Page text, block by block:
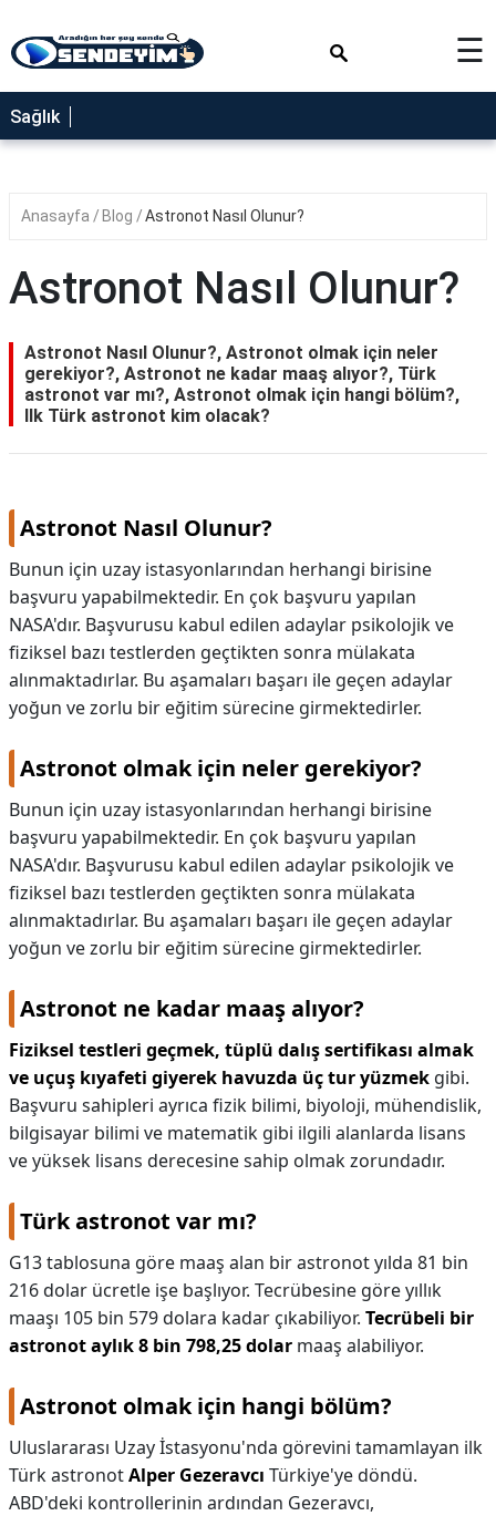
SAĞLIK
NEDİR
YEMEK
RÜYA
GEZİLECEK
YERLER
BLOG
☰
Sağlık
Anasayfa Blog Astronot Nasıl Olunur?
Astronot Nasıl Olunur?
Astronot Nasıl Olunur?, Astronot olmak için neler
gerekiyor?, Astronot ne kadar maaş alıyor?, Türk
astronot var mı?, Astronot olmak için hangi bölüm?,
Ilk Türk astronot kim olacak?
Astronot Nasıl Olunur?
Bunun için uzay istasyonlarından herhangi birisine
başvuru yapabilmektedir. En çok başvuru yapılan
NASA'dır. Başvurusu kabul edilen adaylar psikolojik ve
fiziksel bazı testlerden geçtikten sonra mülakata
alınmaktadırlar. Bu aşamaları başarı ile geçen adaylar
yoğun ve zorlu bir eğitim sürecine girmektedirler.
Astronot olmak için neler gerekiyor?
Bunun için uzay istasyonlarından herhangi birisine
başvuru yapabilmektedir. En çok başvuru yapılan
NASA'dır. Başvurusu kabul edilen adaylar psikolojik ve
fiziksel bazı testlerden geçtikten sonra mülakata
alınmaktadırlar. Bu aşamaları başarı ile geçen adaylar
yoğun ve zorlu bir eğitim sürecine girmektedirler.
Astronot ne kadar maaş alıyor?
Fiziksel testleri geçmek, tüplü dalış sertifikası almak
ve uçuş kıyafeti giyerek havuzda üç tur yüzmek gibi.
Başvuru sahipleri ayrıca fizik bilimi, biyoloji, mühendislik,
bilgisayar bilimi ve matematik gibi ilgili alanlarda lisans
ve yüksek lisans derecesine sahip olmak zorundadır.
Türk astronot var mı?
G13 tablosuna göre maaş alan bir astronot yılda 81 bin
216 dolar ücretle işe başlıyor. Tecrübesine göre yıllık
maaşı 105 bin 579 dolara kadar çıkabiliyor. Tecrübeli bir
astronot aylık 8 bin 798,25 dolar maaş alabiliyor.
Astronot olmak için hangi bölüm?
Uluslararası Uzay İstasyonu'nda görevini tamamlayan ilk
Türk astronotAlper Gezeravcı Türkiye'ye döndü.
ABD'deki kontrollerinin ardından Gezeravcı,